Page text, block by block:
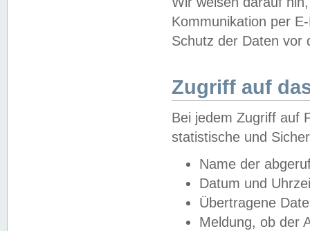
Kommunikation per
Schutz der Daten vor
Zugriff auf
Bei jedem Zugriff auf
statistische und
Name der
Datum und
Übertragene
Meldung, ob der